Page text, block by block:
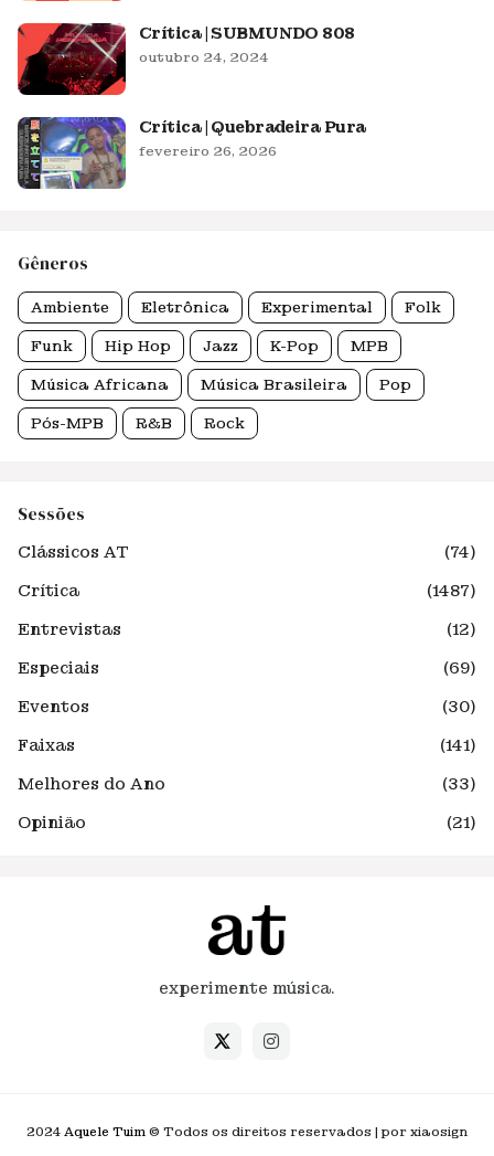
Crítica | SUBMUNDO 808
outubro 24, 2024
Crítica | Quebradeira Pura
fevereiro 26, 2026
Gêneros
Ambiente Eletrônica Experimental Folk
Funk Hip Hop Jazz K-Pop MPB
Música Africana Música Brasileira Pop
Pós-MPB R&B Rock
Sessões
Clássicos AT
(74)
Crítica
(1487)
Entrevistas
(12)
Especiais
(69)
Eventos
(30)
Faixas
(141)
Melhores do Ano
(33)
Opinião
(21)
experimente música.
2024 Aquele Tuim © Todos os direitos reservados | por xiaosign